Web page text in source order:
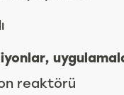
reaktörü